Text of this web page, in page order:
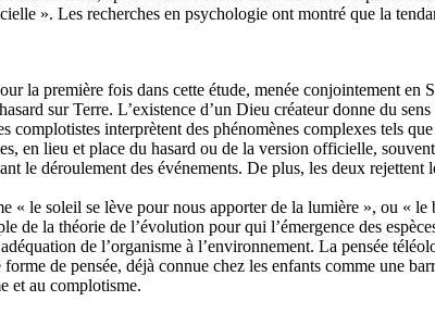
». Les recherches en psychologie ont montré que la
la première fois dans cette étude, menée conjointement en
sur Terre. L’existence d’un Dieu créateur donne du
interprètent des phénomènes complexes tels
en lieu et place du hasard ou de la version officielle,
le déroulement des événements. De plus, les deux
« le soleil se lève pour nous apporter de la lumière », ou «
de la théorie de l’évolution pour qui l’émergence des
de l’organisme à l’environnement. La pensée
de pensée, déjà connue chez les enfants comme une
et au complotisme.